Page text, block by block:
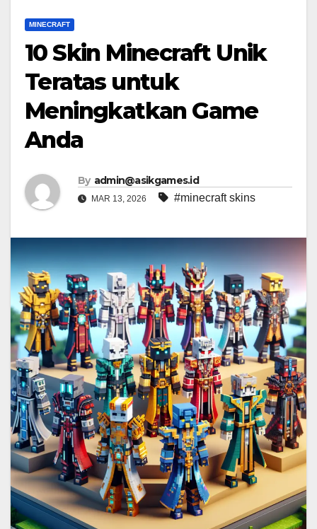
MINECRAFT
10 Skin Minecraft Unik
Teratas untuk
Meningkatkan Game
Anda
By admin@asikgames.id
MAR 13, 2026 #minecraft skins